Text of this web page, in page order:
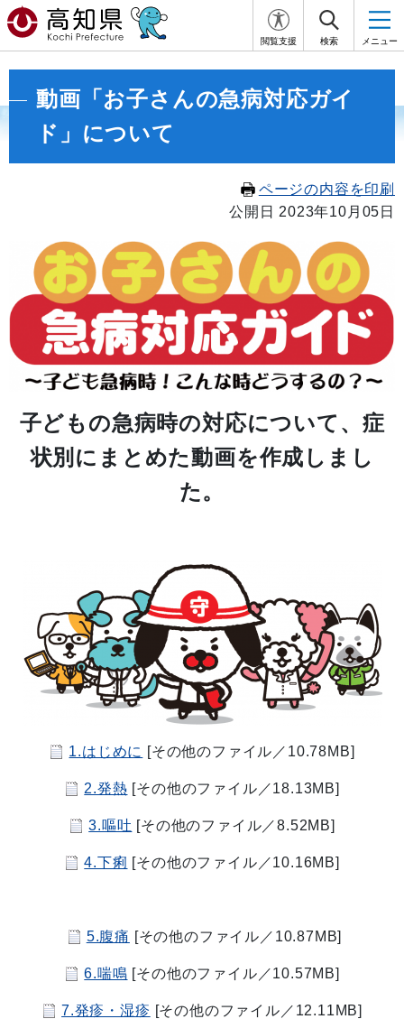
閲覧支援 検索 メニュー
動画「お子さんの急病対応ガイ
ド」について
ページの内容を印刷
公開日 2023年10月05日
子どもの急病時の対応について、症
状別にまとめた動画を作成しまし
た。
1.はじめに [その他のファイル／10.78MB]
2.発熱 [その他のファイル／18.13MB]
3.嘔吐 [その他のファイル／8.52MB]
4.下痢 [その他のファイル／10.16MB]
5.腹痛 [その他のファイル／10.87MB]
6.喘鳴 [その他のファイル／10.57MB]
7.発疹・湿疹 [その他のファイル／12.11MB]